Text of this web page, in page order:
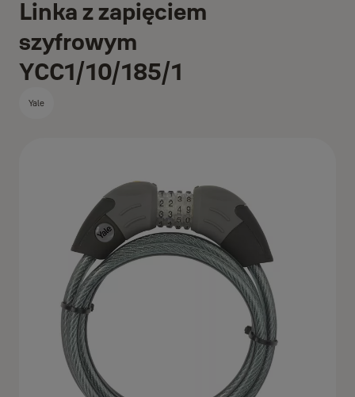
Linka z zapięciem
szyfrowym
YCC1/10/185/1
Yale